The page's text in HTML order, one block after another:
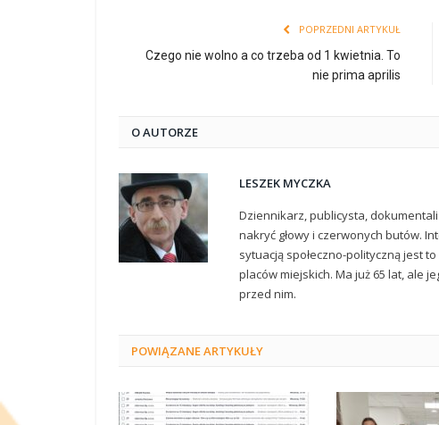
POPRZEDNI ARTYKUŁ
Czego nie wolno a co trzeba od 1 kwietnia. To
nie prima aprilis
O AUTORZE
LESZEK MYCZKA
Dziennikarz, publicysta,
nakryć głowy i czerwonych butów.
sytuacją społeczno-polityczną jest
placów miejskich. Ma już 65 lat, ale
przed nim.
POWIĄZANEARTYKUŁY